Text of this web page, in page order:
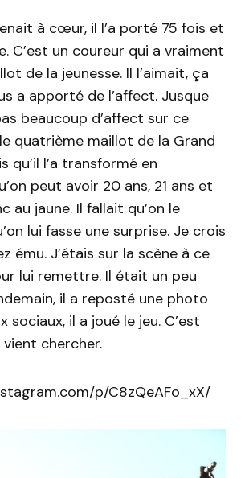
à cœur, il l’a porté 75 fois et
C’est un coureur qui a vraiment
de la jeunesse. Il l’aimait, ça
a apporté de l’affect. Jusque
beaucoup d’affect sur ce
quatrième maillot de la Grand
qu’il l’a transformé en
peut avoir 20 ans, 21 ans et
au jaune. Il fallait qu’on le
lui fasse une surprise. Je crois
ému. J’étais sur la scène à ce
lui remettre. Il était un peu
il a reposté une photo
sociaux, il a joué le jeu. C’est
vient chercher.
p/C8zQeAFo_xX/